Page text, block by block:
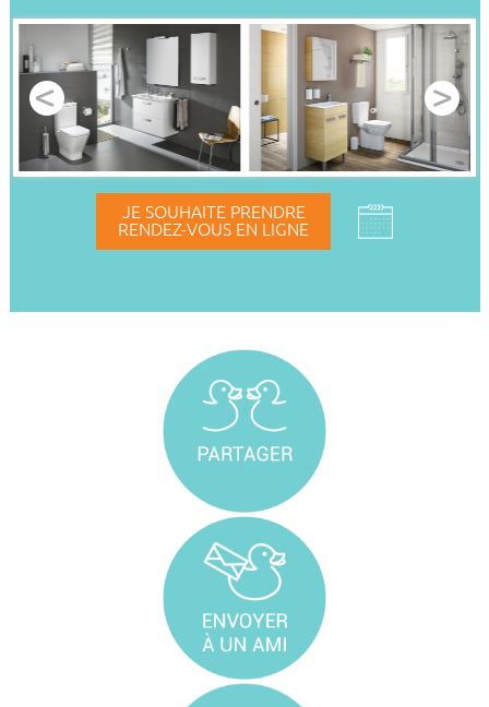
JE SOUHAITE PRENDRE
RENDEZ-VOUS EN LIGNE